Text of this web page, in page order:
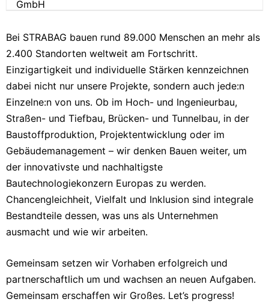
Bei STRABAG bauen rund 89.000 Menschen an mehr als
2.400 Standorten weltweit am Fortschritt.
Einzigartigkeit und individuelle Stärken kennzeichnen
dabei nicht nur unsere Projekte, sondern auch jede:n
Einzelne:n von uns. Ob im Hoch- und Ingenieurbau,
Straßen- und Tiefbau, Brücken- und Tunnelbau, in der
Baustoffproduktion, Projektentwicklung oder im
Gebäudemanagement – wir denken Bauen weiter, um
der innovativste und nachhaltigste
Bautechnologiekonzern Europas zu werden.
Chancengleichheit, Vielfalt und Inklusion sind integrale
Bestandteile dessen, was uns als Unternehmen
ausmacht und wie wir arbeiten.
Gemeinsam setzen wir Vorhaben erfolgreich und
partnerschaftlich um und wachsen an neuen Aufgaben.
Gemeinsam erschaffen wir Großes. Let’s progress!